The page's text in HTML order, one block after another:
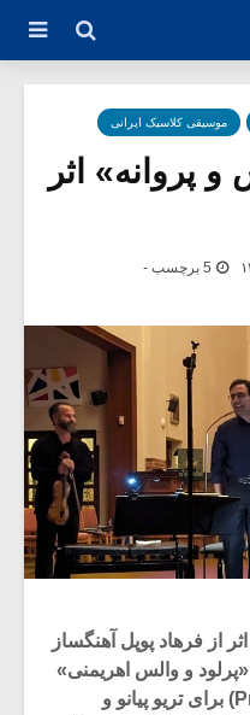
موسیقی کلاسیک ایرانی
پروانه» اثر
5 برچسب -
از فرهاد پوپل آهنگساز
«پرلود و والس اهریمنی»
(Prelude and Demonic Waltz) برای تریو پیانو و